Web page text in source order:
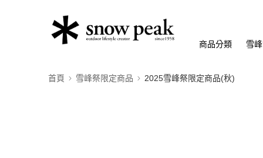
商品分類 雪
首頁 雪峰祭限定商品 2025雪峰祭限定商品(秋)